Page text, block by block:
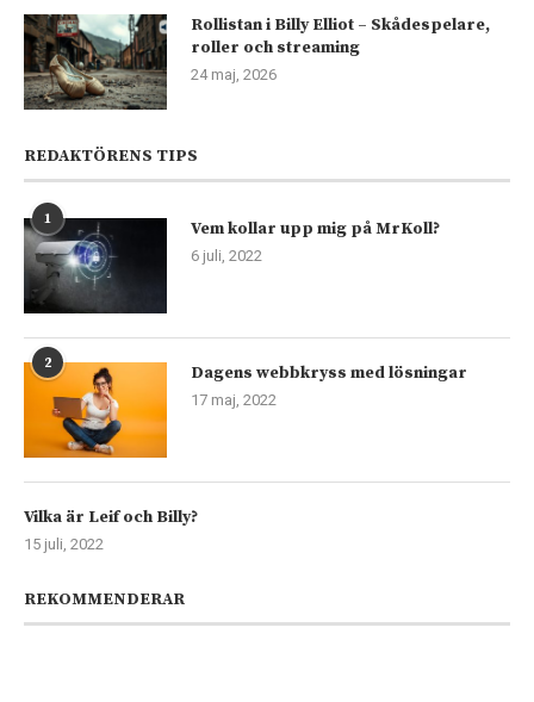
Rollistan i Billy Elliot – Skådespelare,
roller och streaming
24 maj, 2026
REDAKTÖRENS TIPS
1 Vem kollar upp mig på MrKoll?
6 juli, 2022
2 Dagens webbkryss med lösningar
17 maj, 2022
Vilka är Leif och Billy?
15 juli, 2022
REKOMMENDERAR